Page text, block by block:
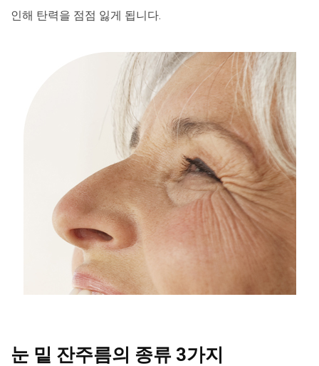
인해 탄력을 점점 잃게 됩니다.
눈 밑 잔주름의 종류 3가지